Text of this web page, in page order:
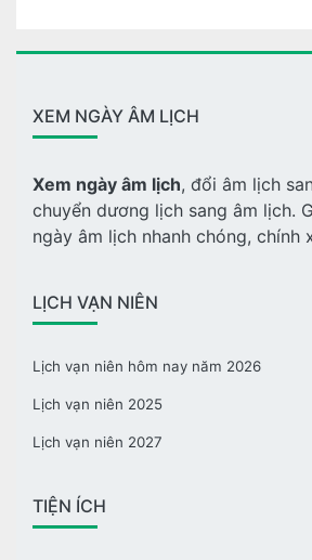
XEM NGÀY ÂM LỊCH
Xem ngày âm lịch, đổi âm lịch
chuyển dương lịch sang âm lịch.
ngày âm lịch nhanh chóng, chính
LỊCH VẠN NIÊN
Lịch vạn niên hôm nay năm 2026
Lịch vạn niên 2025
Lịch vạn niên 2027
TIỆN ÍCH